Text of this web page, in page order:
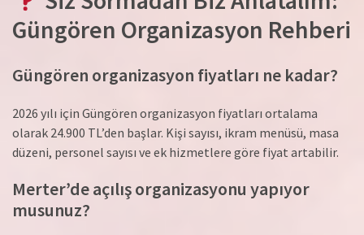
Güngören Organizasyon Rehberi
Güngören organizasyon fiyatları ne kadar?
2026 yılı için Güngören organizasyon fiyatları ortalama
olarak 24.900 TL’den başlar. Kişi sayısı, ikram menüsü, masa
düzeni, personel sayısı ve ek hizmetlere göre fiyat artabilir.
Merter’de açılış organizasyonu yapıyor
musunuz?